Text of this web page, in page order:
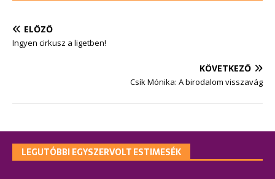
ELŐZŐ
Ingyen cirkusz a ligetben!
KÖVETKEZŐ
Csík Mónika: A birodalom visszavág
LEGUTÓBBI EGYSZERVOLT ESTIMESÉK